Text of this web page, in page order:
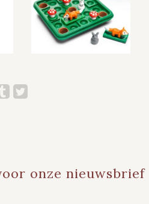
onze nieuwsbrief